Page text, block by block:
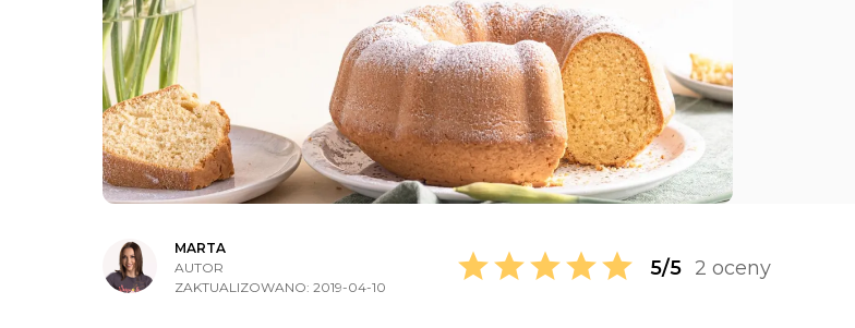
MARTA
AUTOR
ZAKTUALIZOWANO: 2019-04-10
5/5 2 oceny